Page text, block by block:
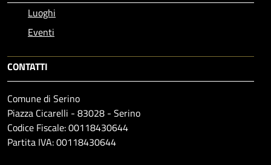
Luoghi
Eventi
CONTATTI
Comune di Serino
Piazza Cicarelli - 83028 - Serino
Codice Fiscale: 00118430644
Partita IVA: 00118430644